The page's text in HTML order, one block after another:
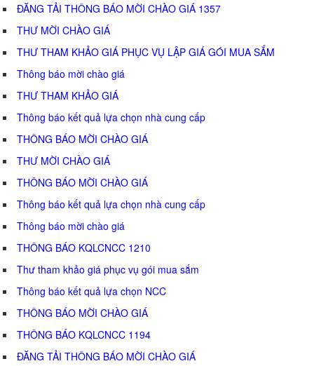
ĐĂNG TẢI THÔNG BÁO MỜI CHÀO GIÁ 1357
THƯ MỜI CHÀO GIÁ
THƯ THAM KHẢO GIÁ PHỤC VỤ LẬP GIÁ GÓI MUA SẮM
Thông báo mời chào giá
THƯ THAM KHẢO GIÁ
Thông báo kết quả lựa chọn nhà cung cấp
THÔNG BÁO MỜI CHÀO GIÁ
THƯ MỜI CHÀO GIÁ
THÔNG BÁO MỜI CHÀO GIÁ
Thông báo kết quả lựa chọn nhà cung cấp
Thông báo mời chào giá
THÔNG BÁO KQLCNCC 1210
Thư tham khảo giá phục vụ gói mua sắm
Thông báo kết quả lựa chọn NCC
THÔNG BÁO MỜI CHÀO GIÁ
THÔNG BÁO KQLCNCC 1194
ĐĂNG TẢI THÔNG BÁO MỜI CHÀO GIÁ